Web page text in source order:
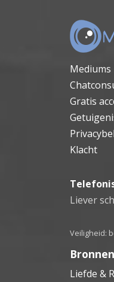
Mediums
Gratis
Klacht
Liever
Veiligheid:
Liefde &